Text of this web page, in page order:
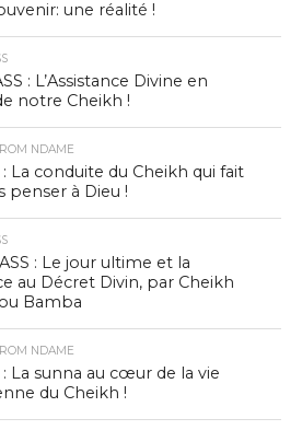
une réalité !
: L’Assistance Divine en
notre Cheikh !
NDAME
: La conduite du Cheikh qui fait
penser à Dieu !
: Le jour ultime et la
au Décret Divin, par Cheikh
Bamba
NDAME
: La sunna au cœur de la vie
du Cheikh !